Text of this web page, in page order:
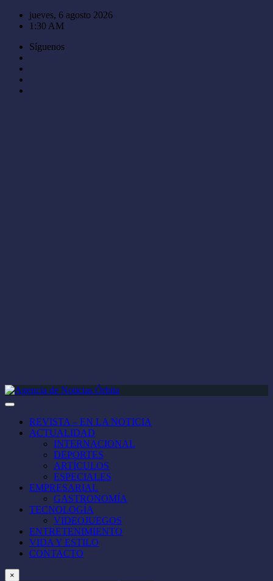
Saltar
jueves, 6 agosto 2026
1:30 AM
Síguenos
REVISTA – EN LA NOTICIA
ACTUALIDAD
INTERNACIONAL
DEPORTES
ARTÍCULOS
ESPECIALES
EMPRESARIAL
GASTRONOMÍA
TECNOLOGÍA
VIDEOJUEGOS
ENTRETENIMIENTO
VIDA Y ESTILO
CONTACTO
×